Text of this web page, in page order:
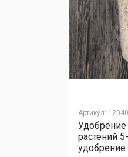
Артикул:
Удобрение
растений
удобрение